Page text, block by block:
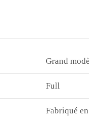
Grand
Full
Fabriqué